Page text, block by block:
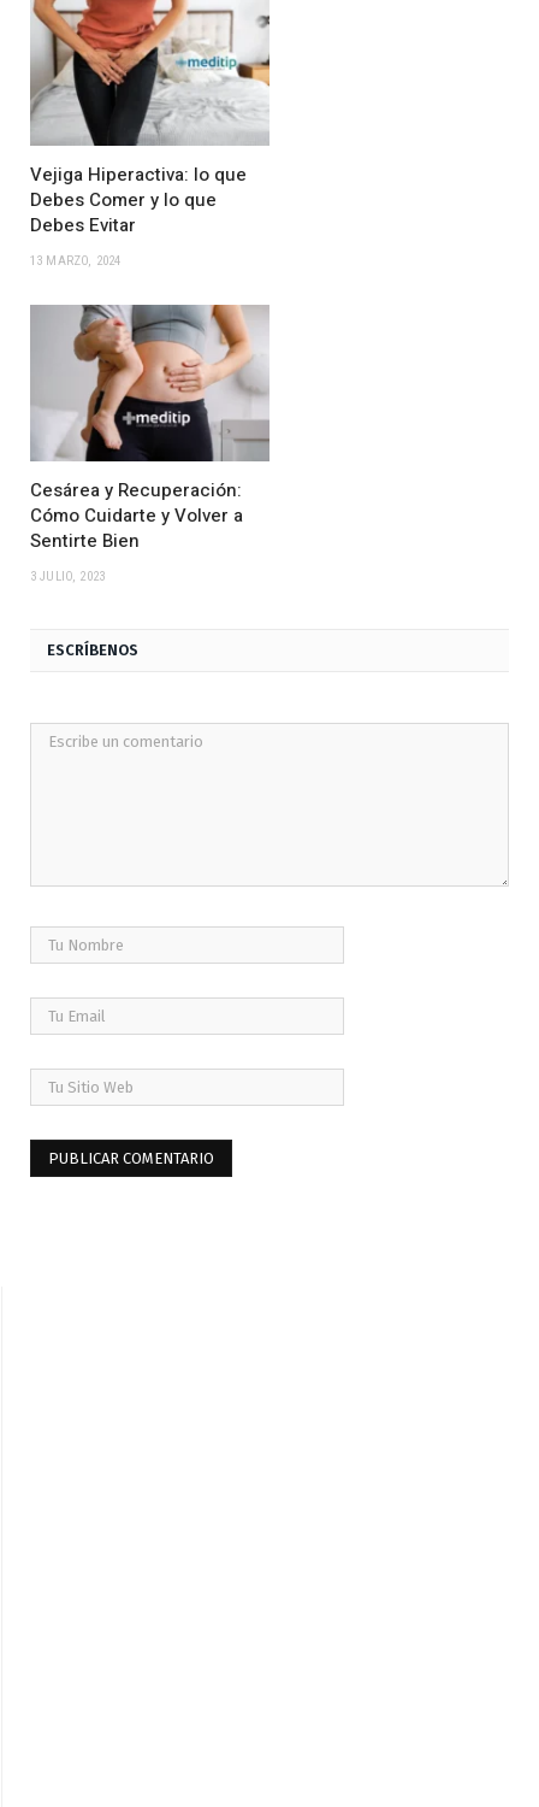
Vejiga Hiperactiva: lo que
Debes Comer y lo que
Debes Evitar
13 MARZO, 2024
Cesárea y Recuperación:
Cómo Cuidarte y Volver a
Sentirte Bien
3 JULIO, 2023
ESCRÍBENOS